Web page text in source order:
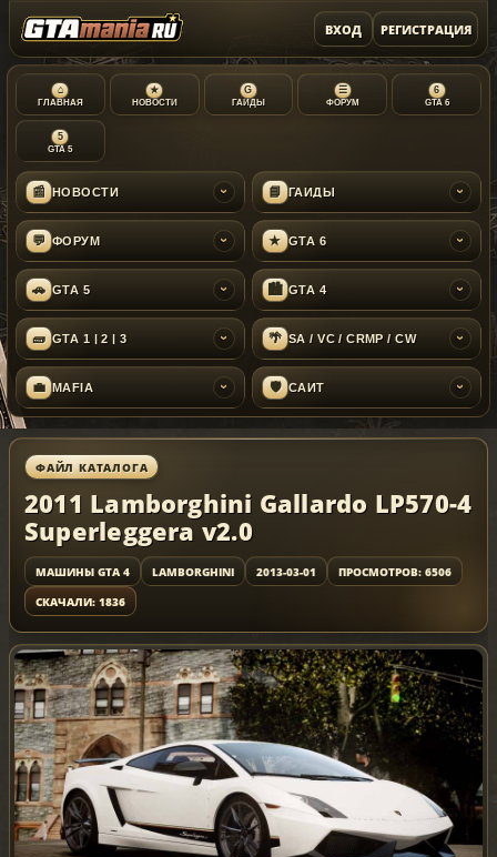
ВХОД РЕГИСТРАЦИЯ
⌂
ГЛАВНАЯ
★
НОВОСТИ
G
ГАЙДЫ
☰
ФОРУМ
6
GTA 6
5
GTA 5
📰 НОВОСТИ › 📘 ГАЙДЫ ›
💬 ФОРУМ › ★ GTA 6 ›
🚗 GTA 5 › 🏙 GTA 4 ›
🧱 GTA 1 | 2 | 3 › 🌴 SA / VC / CRMP / CW ›
💼 MAFIA › 🛡 САЙТ ›
ФАЙЛ КАТАЛОГА
2011 Lamborghini Gallardo LP570-4
Superleggera v2.0
МАШИНЫ GTA 4 LAMBORGHINI 2013-03-01
ПРОСМОТРОВ: 6506
СКАЧАЛИ: 1836